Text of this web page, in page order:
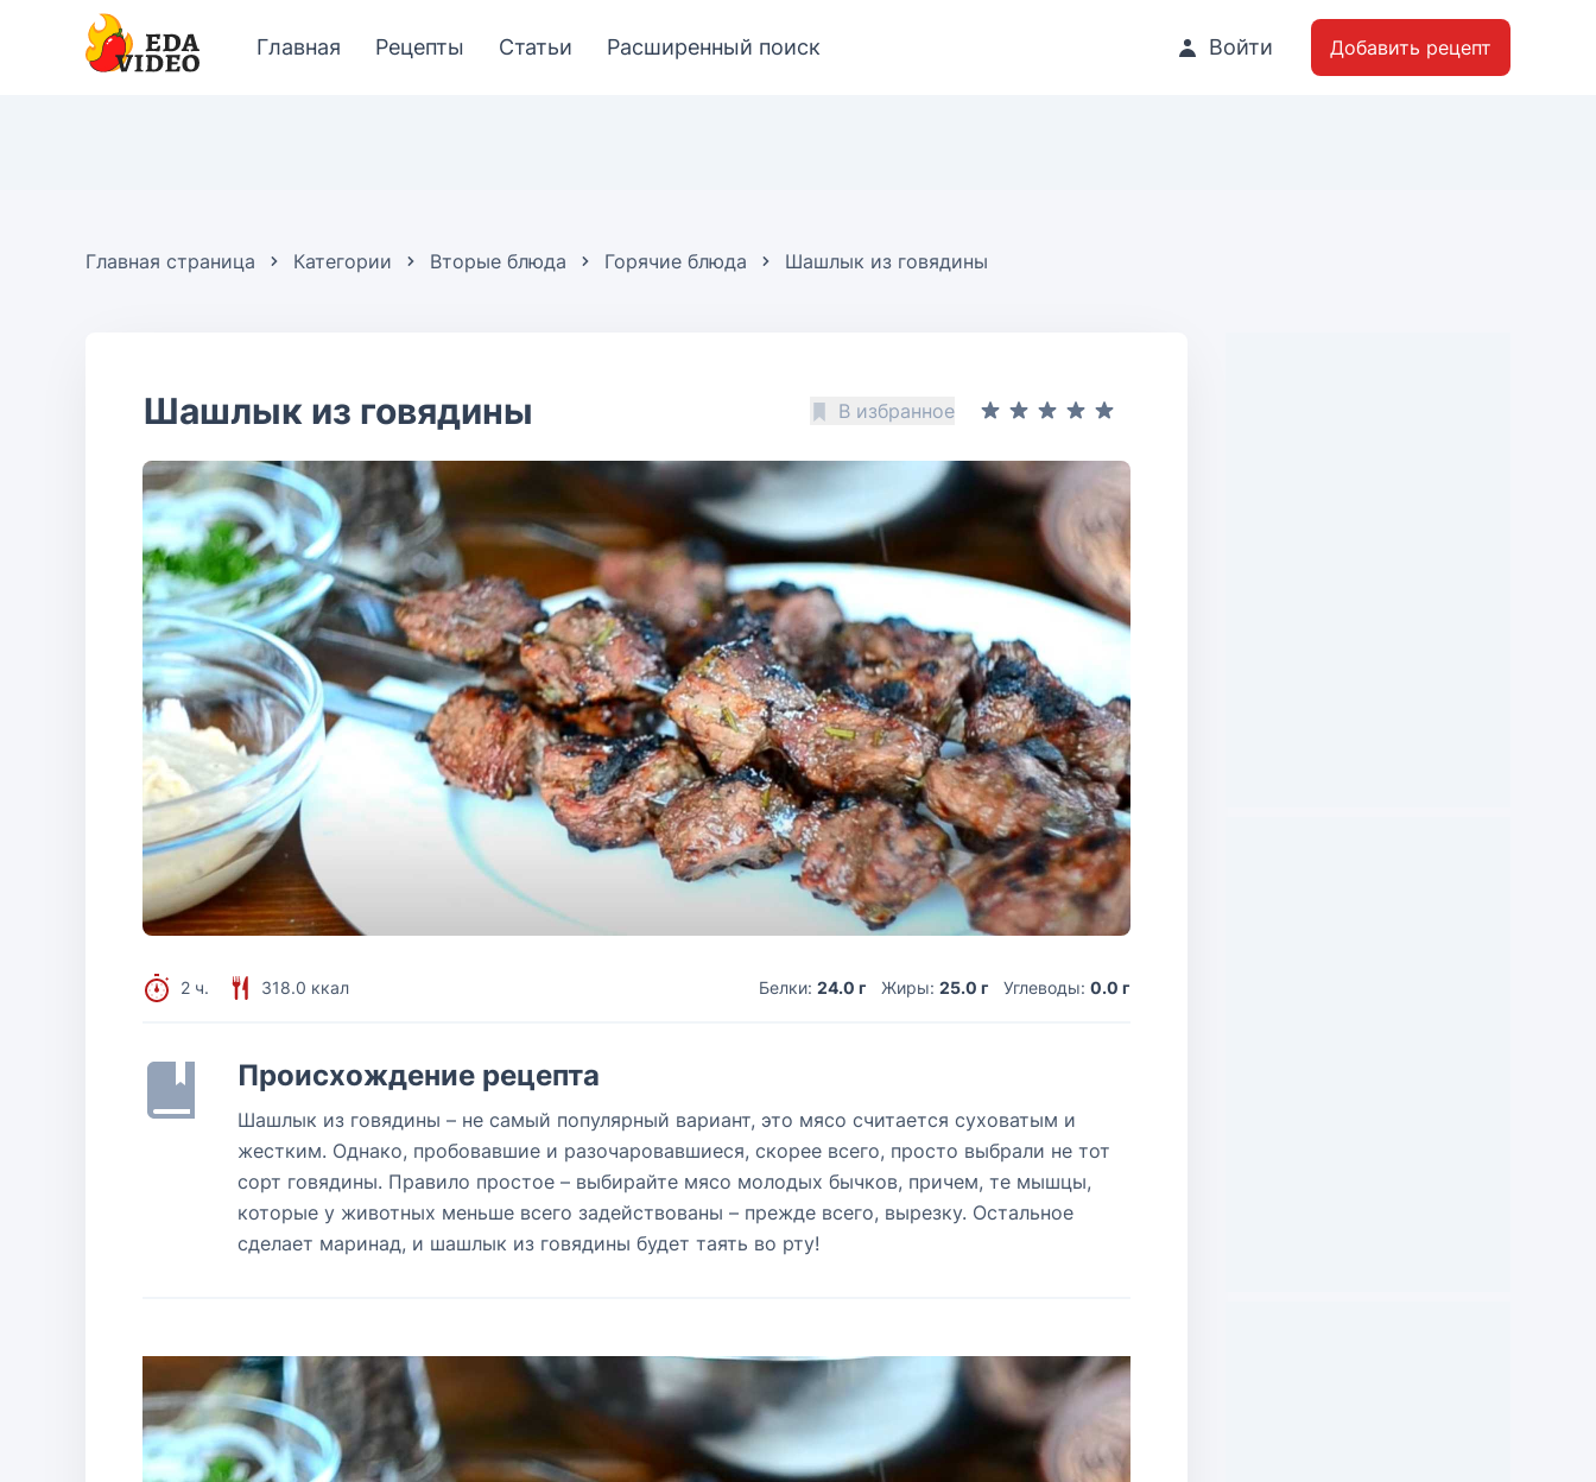
Главная Рецепты Статьи Расширенный поиск Войти Добавить рецепт
Главная страница Категории Вторые блюда Горячие блюда Шашлык из говядины
Шашлык из говядины В избранное
2 ч. 318.0 ккал Белки: 24.0 г Жиры: 25.0 г Углеводы: 0.0 г
Происхождение рецепта
Шашлык из говядины – не самый популярный вариант, это мясо считается суховатым и
жестким. Однако, пробовавшие и разочаровавшиеся, скорее всего, просто выбрали не тот
сорт говядины. Правило простое – выбирайте мясо молодых бычков, причем, те мышцы,
которые у животных меньше всего задействованы – прежде всего, вырезку. Остальное
сделает маринад, и шашлык из говядины будет таять во рту!